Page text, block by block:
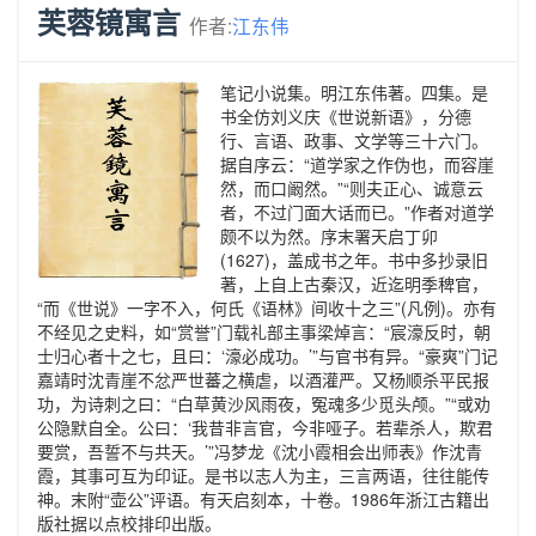
芙蓉镜寓言 作者:江东伟
笔记小说集。明江东伟著。四集。是
书全仿刘义庆《世说新语》，分德
行、言语、政事、文学等三十六门。
据自序云：“道学家之作伪也，而容崖
然，而口阚然。”“则夫正心、诚意云
者，不过门面大话而已。”作者对道学
颇不以为然。序末署天启丁卯
(1627)，盖成书之年。书中多抄录旧
著，上自上古秦汉，近迄明季稗官，
“而《世说》一字不入，何氏《语林》间收十之三”(凡例)。亦有
不经见之史料，如“赏誉”门载礼部主事梁焯言：“宸濠反时，朝
士归心者十之七，且曰：‘濠必成功。’”与官书有异。“豪爽”门记
嘉靖时沈青崖不忿严世蕃之横虐，以酒灌严。又杨顺杀平民报
功，为诗刺之曰：“白草黄沙风雨夜，冤魂多少觅头颅。”“或劝
公隐默自全。公曰：‘我昔非言官，今非哑子。若辈杀人，欺君
要赏，吾誓不与共天。’”冯梦龙《沈小霞相会出师表》作沈青
霞，其事可互为印证。是书以志人为主，三言两语，往往能传
神。末附“壶公”评语。有天启刻本，十卷。1986年浙江古籍出
版社据以点校排印出版。